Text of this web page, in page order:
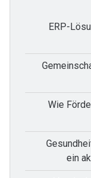
ERP-
Wie
ein